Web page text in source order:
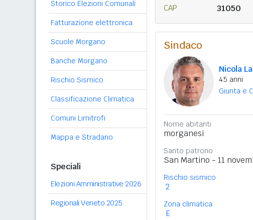
Storico Elezioni Comunali
Fatturazione elettronica
Scuole Morgano
Banche Morgano
Rischio Sismico
Classificazione Climatica
Comuni Limitrofi
Mappa e Stradario
Speciali
Elezioni Amministrative 2026
Regionali Veneto 2025
CAP 31050
Sindaco
Nicola
45 anni
Giunta e
Nome abitanti
morganesi
Santo patrono
San Martino - 11
Rischio sismico
2
Zona climatica
E